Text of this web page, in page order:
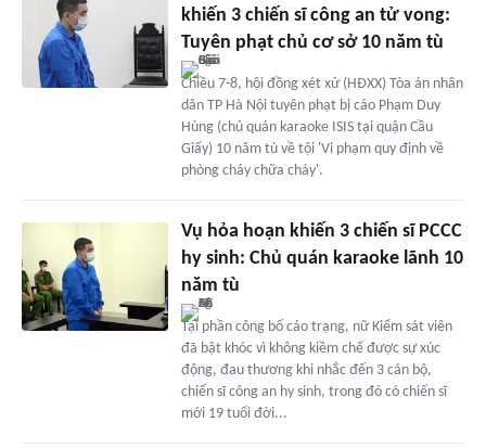
khiến 3 chiến sĩ công an tử vong:
Tuyên phạt chủ cơ sở 10 năm tù
Chiều 7-8, hội đồng xét xử (HĐXX) Tòa án nhân
dân TP Hà Nội tuyên phạt bị cáo Phạm Duy
Hùng (chủ quán karaoke ISIS tại quận Cầu
Giấy) 10 năm tù về tội 'Vi phạm quy định về
phòng cháy chữa cháy'.
Vụ hỏa hoạn khiến 3 chiến sĩ PCCC
hy sinh: Chủ quán karaoke lãnh 10
năm tù
Tại phần công bố cáo trạng, nữ Kiểm sát viên
đã bật khóc vì không kiềm chế được sự xúc
động, đau thương khi nhắc đến 3 cán bộ,
chiến sĩ công an hy sinh, trong đó có chiến sĩ
mới 19 tuổi đời...